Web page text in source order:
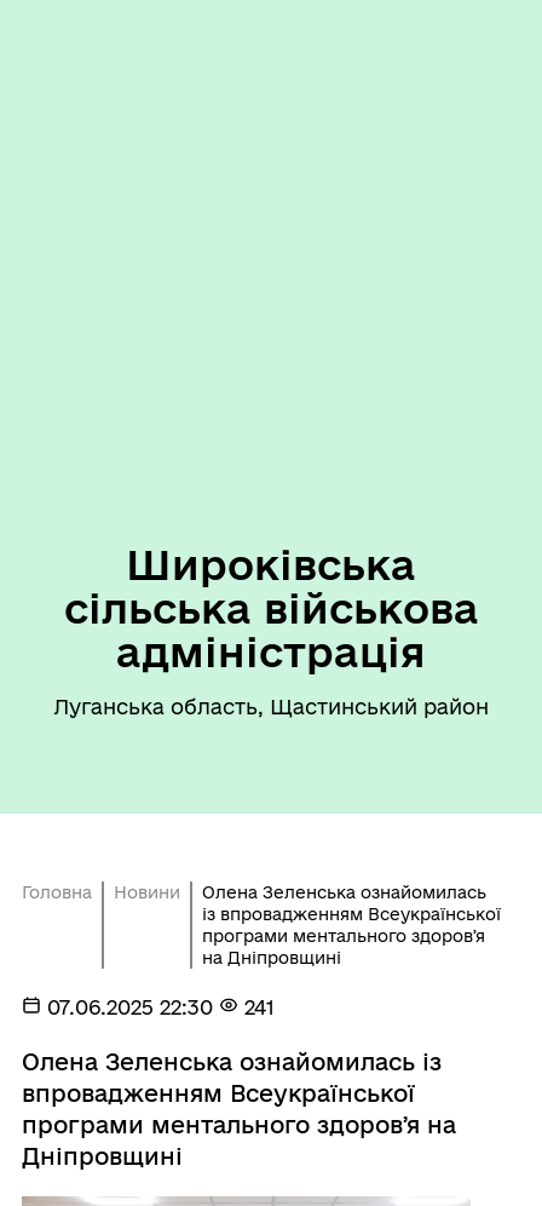
Широківська
сільська військова
адміністрація
Луганська область, Щастинський район
Головна Новини
Олена Зеленська ознайомилась
із впровадженням Всеукраїнської
програми ментального здоровʼя
на Дніпровщині
07.06.2025 22:30 241
Олена Зеленська ознайомилась із
впровадженням Всеукраїнської
програми ментального здоровʼя на
Дніпровщині